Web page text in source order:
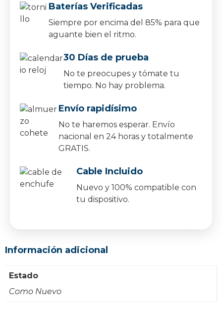
Baterías Verificadas
Siempre por encima del 85% para que
aguante bien el ritmo.
30 Días de prueba
No te preocupes y tómate tu
tiempo. No hay problema.
Envío rapidísimo
No te haremos esperar. Envío
nacional en 24 horas y totalmente
GRATIS.
Cable Incluido
Nuevo y 100% compatible con
tu dispositivo.
Información adicional
Estado
Como Nuevo